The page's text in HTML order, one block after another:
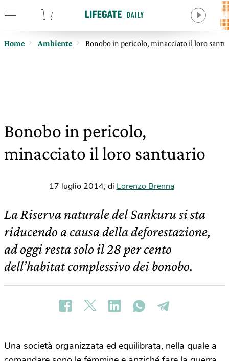
Home Ambiente Bonobo in pericolo, minacciato il loro
Bonobo in pericolo,
minacciato il loro santuario
17 luglio 2014, di Lorenzo Brenna
La Riserva naturale del Sankuru si sta
riducendo a causa della deforestazione,
ad oggi resta solo il 28 per cento
dell’habitat complessivo dei bonobo.
Una società organizzata ed equilibrata, nella quale a